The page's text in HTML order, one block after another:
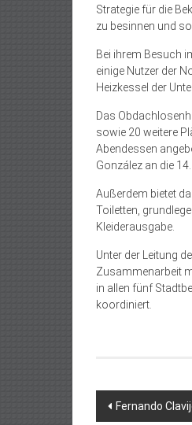
Strategie für die
zu besinnen und
Bei ihrem Besuch
einige Nutzer der
Heizkessel der
Das
sowie 20 weitere
Abendessen
González an die
Außerdem bietet
Toiletten,
Kleiderausgabe.
Unter der Leitung
Zusammenarbeit
in allen fünf
koordiniert.
Fernando